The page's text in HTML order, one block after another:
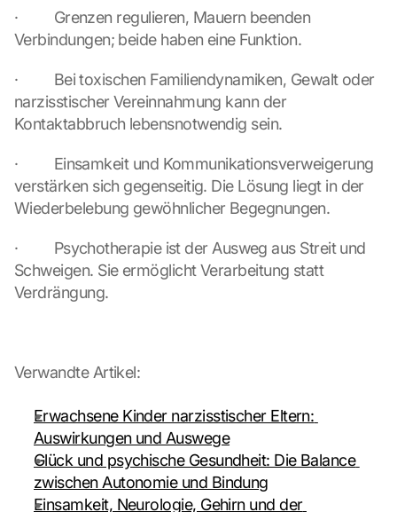
·         Grenzen regulieren, Mauern beenden
Verbindungen; beide haben eine Funktion.
·         Bei toxischen Familiendynamiken, Gewalt oder
narzisstischer Vereinnahmung kann der
Kontaktabbruch lebensnotwendig sein.
·         Einsamkeit und Kommunikationsverweigerung
verstärken sich gegenseitig. Die Lösung liegt in der
Wiederbelebung gewöhnlicher Begegnungen.
·         Psychotherapie ist der Ausweg aus Streit und
Schweigen. Sie ermöglicht Verarbeitung statt
Verdrängung.
Verwandte Artikel:
Erwachsene Kinder narzisstischer Eltern:
Auswirkungen und Auswege
Glück und psychische Gesundheit: Die Balance
zwischen Autonomie und Bindung
Einsamkeit, Neurologie, Gehirn und der
w
l
b
e
t
a
n
m
t
t
e
G
g
l
e
a